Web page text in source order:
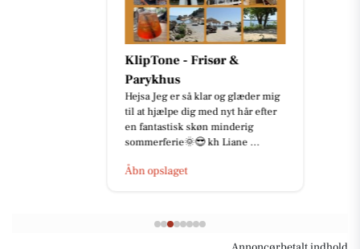
KlipTone - Frisør &
Parykhus
Hejsa Jeg er så klar og glæder mig
til at hjælpe dig med nyt hår efter
en fantastisk skøn minderig
sommerferie🌞😎 kh Liane ...
Åbn opslaget